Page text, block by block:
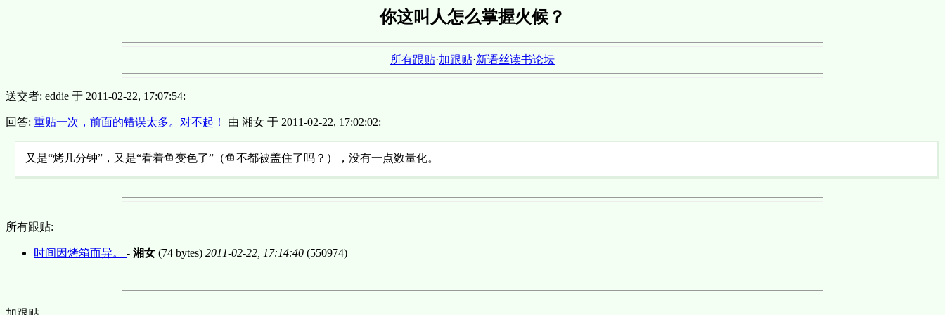
你这叫人怎么掌握火候？
所有跟贴·加跟贴·新语丝读书论坛
送交者: eddie 于 2011-02-22, 17:07:54:
回答: 重贴一次，前面的错误太多。对不起！ 由 湘女 于 2011-02-22, 17:02:02:
又是“烤几分钟”，又是“看着鱼变色了”（鱼不都被盖住了吗？），没有一点数量化。
所有跟贴:
时间因烤箱而异。 - 湘女 (74 bytes) 2011-02-22, 17:14:40 (550974)